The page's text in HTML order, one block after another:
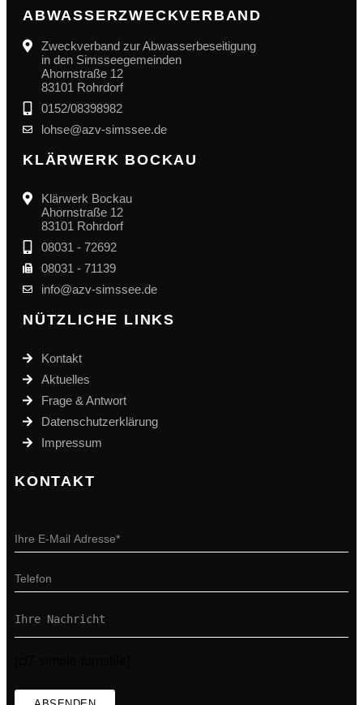
ABWASSERZWECKVERBAND
Zweckverband zur Abwasserbeseitigung
in den Simsseegemeinden
Ahornstraße 12
83101 Rohrdorf
0152/08398982
lohse@azv-simssee.de
KLÄRWERK BOCKAU
Klärwerk Bockau
Ahornstraße 12
83101 Rohrdorf
08031 - 72692
08031 - 71139
info@azv-simssee.de
NÜTZLICHE LINKS
Kontakt
Aktuelles
Frage & Antwort
Datenschutzerklärung
Impressum
KONTAKT